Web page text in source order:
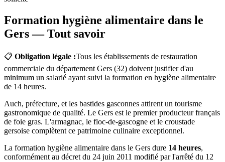
Formation hygiène alimentaire dans le
Gers — Tout savoir
📋 Obligation légale :Tous les établissements de restauration
commerciale du département Gers (32) doivent justifier d'au
minimum un salarié ayant suivi la formation en hygiène alimentaire
de 14 heures.
Auch, préfecture, et les bastides gasconnes attirent un tourisme
gastronomique de qualité. Le Gers est le premier producteur français
de foie gras. L'armagnac, le floc-de-gascogne et le croustade
gersoise complètent ce patrimoine culinaire exceptionnel.
La formation hygiène alimentaire dans le Gers dure 14 heures,
conformément au décret du 24 juin 2011 modifié par l'arrêté du 12